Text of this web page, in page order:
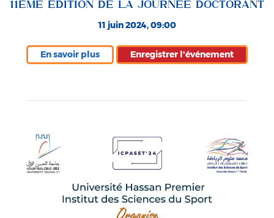
11ÈME ÉDITION DE LA JOURNÉE DOCTORANT
11 juin 2024, 09:00
En savoir plus Enregistrer l'événement